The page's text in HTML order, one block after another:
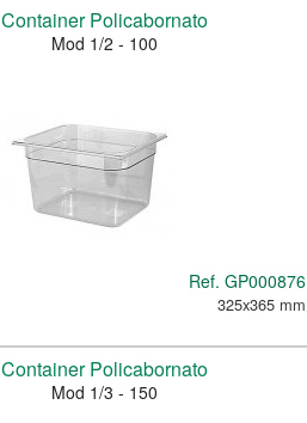
Ref. GP000876
325x365 mm
Container Policabornato
Mod 1/2 - 100
Container Policabornato
Mod 1/3 - 150